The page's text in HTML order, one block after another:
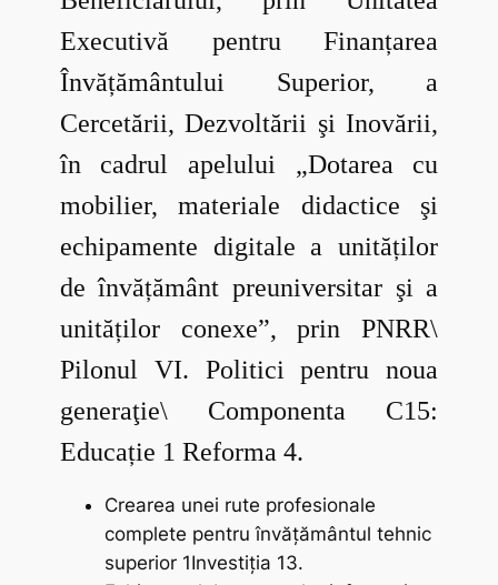
Executivă pentru Finanțarea
Învățământului Superior, a
Cercetării, Dezvoltării şi Inovării,
în cadrul apelului „Dotarea cu
mobilier, materiale didactice şi
echipamente digitale a unităților
de învățământ preuniversitar şi a
unităților conexe”, prin PNRR\
Pilonul VI. Politici pentru noua
generaţie\ Componenta C15:
Educație 1 Reforma 4.
Crearea unei rute profesionale
complete pentru învățământul tehnic
superior 1Investiţia 13.